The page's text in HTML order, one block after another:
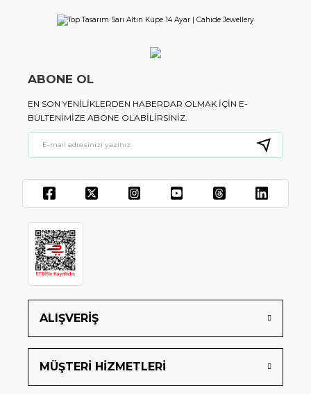
ALIŞVERİŞ
MÜŞTERİ HİZMETLERİ
ABONE OL
EN SON YENILIKLERDEN HABERDAR OLMAK IÇIN E-
BÜLTENIMIZE ABONE OLABILIRSINIZ.